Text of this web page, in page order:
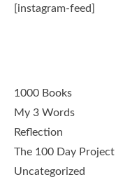
[instagram-feed]
1000 Books
My 3 Words
Reflection
The 100 Day Project
Uncategorized